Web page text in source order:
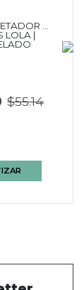
DE
LOLA |
$55.14